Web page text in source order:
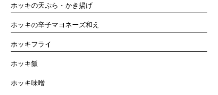
ホッキの天ぷら・かき揚げ
ホッキの辛子マヨネーズ和え
ホッキフライ
ホッキ飯
ホッキ味噌